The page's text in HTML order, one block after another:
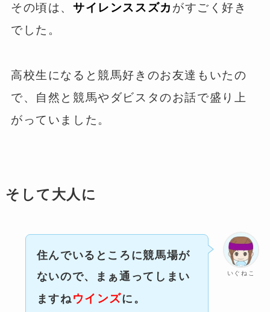
その頃は、 サイレンススズカ がすごく好き
でした。
高校生になると競馬好きのお友達もいたの
で、自然と競馬やダビスタのお話で盛り上
がっていました。
そして大人に
いぐねこ
住んでいるところに競馬場が
ないので、まぁ通ってしまい
ますねウインズに。